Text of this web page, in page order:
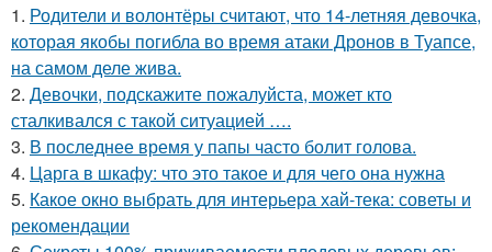
1. Родители и волонтёры считают, что 14-летняя девочка,
которая якобы погибла во время атаки Дронов в Туапсе,
на самом деле жива.
2. Девочки, подскажите пожалуйста, может кто
сталкивался с такой ситуацией ….
3. В последнее время у папы часто болит голова.
4. Царга в шкафу: что это такое и для чего она нужна
5. Какое окно выбрать для интерьера хай-тека: советы и
рекомендации